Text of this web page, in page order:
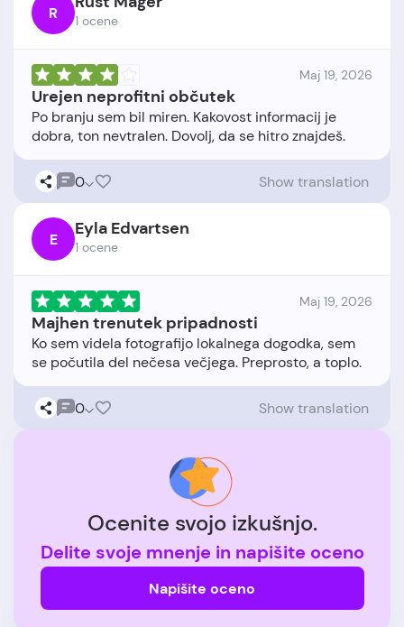
R 1 ocene
Maj 19, 2026
Urejen neprofitni občutek
Po branju sem bil miren. Kakovost informacij je
0 Show translation
E Eyla Edvartsen
1 ocene
Maj 19, 2026
Majhen trenutek pripadnosti
Ko sem videla fotografijo lokalnega dogodka, sem
0 Show translation
Ocenite svojo izkušnjo.
Delite svoje mnenje in napišite oceno
Napišite oceno